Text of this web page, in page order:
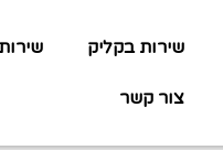
שירות בקליק
צור קשר